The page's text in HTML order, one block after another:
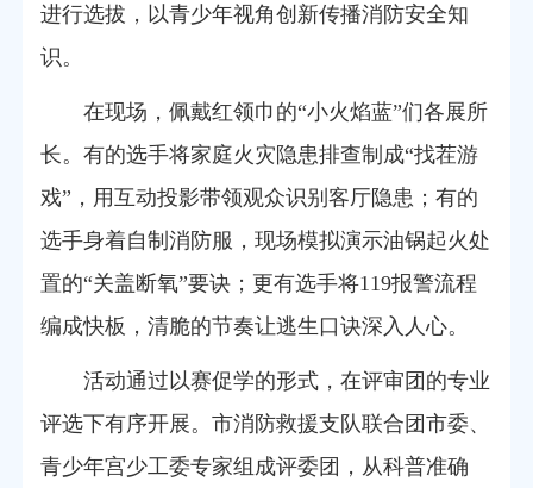
进行选拔，以青少年视角创新传播消防安全知
识。
在现场，佩戴红领巾的“小火焰蓝”们各展所
长。有的选手将家庭火灾隐患排查制成“找茬游
戏”，用互动投影带领观众识别客厅隐患；有的
选手身着自制消防服，现场模拟演示油锅起火处
置的“关盖断氧”要诀；更有选手将119报警流程
编成快板，清脆的节奏让逃生口诀深入人心。
活动通过以赛促学的形式，在评审团的专业
评选下有序开展。市消防救援支队联合团市委、
青少年宫少工委专家组成评委团，从科普准确